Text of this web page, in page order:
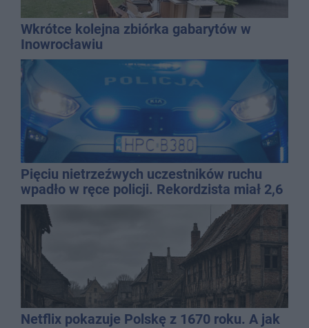
Wkrótce kolejna zbiórka gabarytów w
Inowrocławiu
Pięciu nietrzeźwych uczestników ruchu
wpadło w ręce policji. Rekordzista miał 2,6
promila
Netflix pokazuje Polskę z 1670 roku. A jak